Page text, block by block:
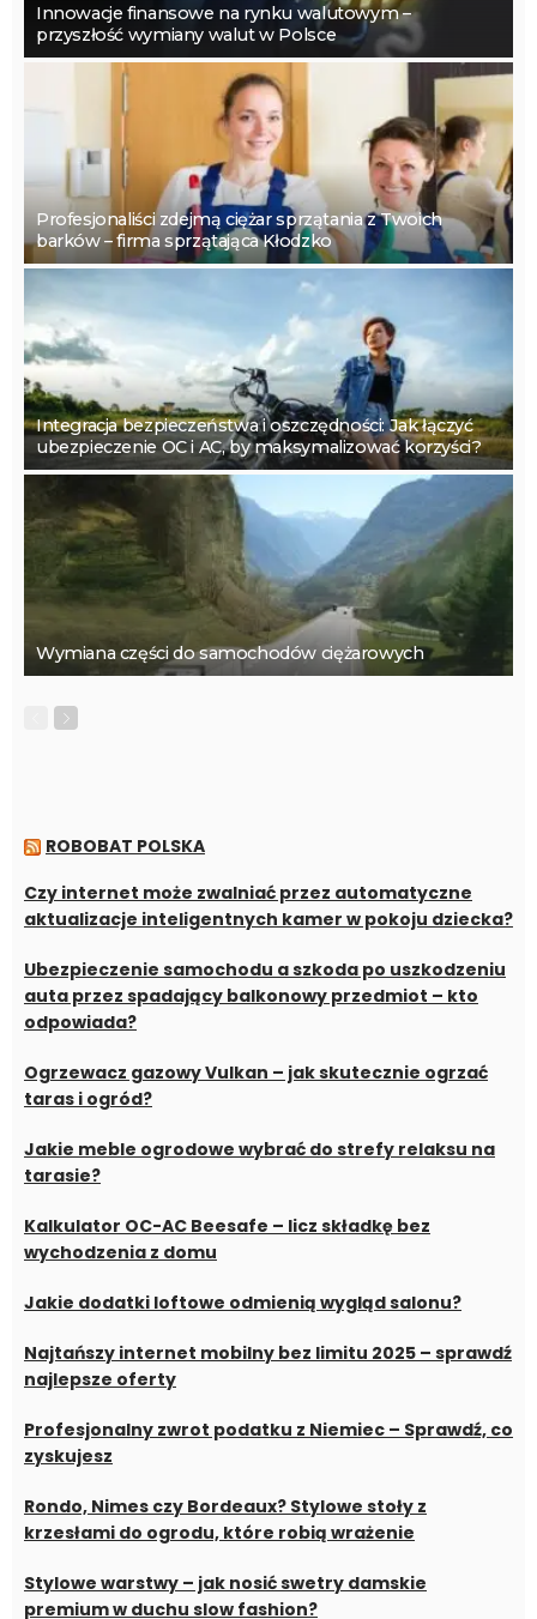
Innowacje finansowe na rynku walutowym –
przyszłość wymiany walut w Polsce
Profesjonaliści zdejmą ciężar sprzątania z Twoich
barków – firma sprzątająca Kłodzko
Integracja bezpieczeństwa i oszczędności: Jak łączyć
ubezpieczenie OC i AC, by maksymalizować korzyści?
Wymiana części do samochodów ciężarowych
ROBOBAT POLSKA
Czy internet może zwalniać przez automatyczne
aktualizacje inteligentnych kamer w pokoju dziecka?
Ubezpieczenie samochodu a szkoda po uszkodzeniu
auta przez spadający balkonowy przedmiot – kto
odpowiada?
Ogrzewacz gazowy Vulkan – jak skutecznie ogrzać
taras i ogród?
Jakie meble ogrodowe wybrać do strefy relaksu na
tarasie?
Kalkulator OC-AC Beesafe – licz składkę bez
wychodzenia z domu
Jakie dodatki loftowe odmienią wygląd salonu?
Najtańszy internet mobilny bez limitu 2025 – sprawdź
najlepsze oferty
Profesjonalny zwrot podatku z Niemiec – Sprawdź, co
zyskujesz
Rondo, Nimes czy Bordeaux? Stylowe stoły z
krzesłami do ogrodu, które robią wrażenie
Stylowe warstwy – jak nosić swetry damskie
premium w duchu slow fashion?